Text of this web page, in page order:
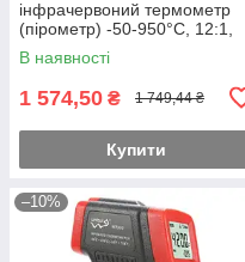
інфрачервоний термометр
(пірометр) -50-950°C, 12:1,
EMS=0,1-1
В наявності
1 574,50 ₴ 1 749,44 ₴
Купити
–10%